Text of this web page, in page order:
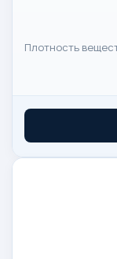
Плотность